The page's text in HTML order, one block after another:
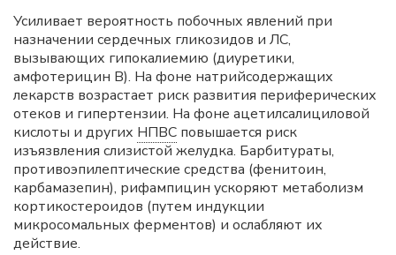
Усиливает вероятность побочных явлений при
назначении сердечных гликозидов и ЛС,
вызывающих гипокалиемию (диуретики,
амфотерицин B). На фоне натрийсодержащих
лекарств возрастает риск развития периферических
отеков и гипертензии. На фоне ацетилсалициловой
кислоты и других НПВС повышается риск
изъязвления слизистой желудка. Барбитураты,
противоэпилептические средства (фенитоин,
карбамазепин), рифампицин ускоряют метаболизм
кортикостероидов (путем индукции
микросомальных ферментов) и ослабляют их
действие.